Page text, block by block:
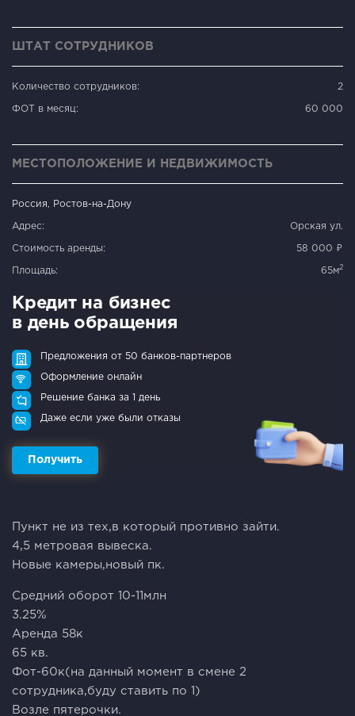
ШТАТ СОТРУДНИКОВ
Количество сотрудников: 2
ФОТ в месяц: 60 000
МЕСТОПОЛОЖЕНИЕ И НЕДВИЖИМОСТЬ
Россия, Ростов-на-Дону
Адрес: Орская ул.
Стоимость аренды: 58 000 ₽
Площадь: 65м2
Кредит на бизнес
в день обращения
Предложения от 50 банков-партнеров
Оформление онлайн
Решение банка за 1 день
Даже если уже были отказы
Получить
Пункт не из тех,в который противно зайти.
4,5 метровая вывеска.
Новые камеры,новый пк.
Средний оборот 10-11млн
3.25%
Аренда 58к
65 кв.
Фот-60к(на данный момент в смене 2
сотрудника,буду ставить по 1)
Возле пятерочки.